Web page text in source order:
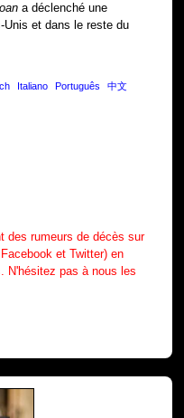
a déclenché une
Unis et dans le reste du
Italiano Português 中文
des rumeurs de décès sur
et Twitter) en
N'hésitez pas à nous les